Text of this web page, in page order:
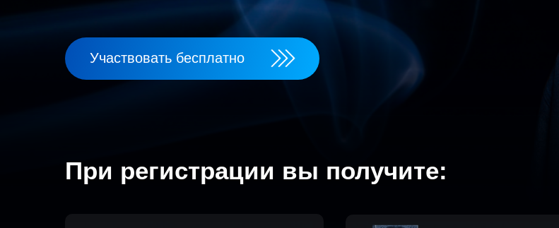
При регистрации вы получите:
Участвовать бесплатно